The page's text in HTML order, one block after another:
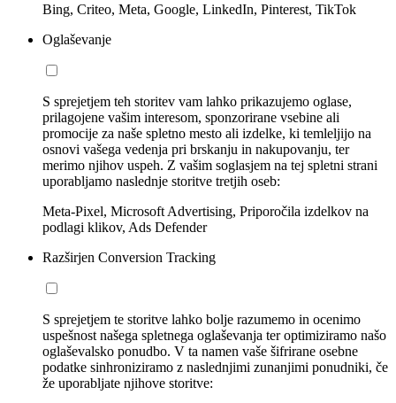
Bing, Criteo, Meta, Google, LinkedIn, Pinterest, TikTok
Oglaševanje
S sprejetjem teh storitev vam lahko prikazujemo oglase,
prilagojene vašim interesom, sponzorirane vsebine ali
promocije za naše spletno mesto ali izdelke, ki temleljijo na
osnovi vašega vedenja pri brskanju in nakupovanju, ter
merimo njihov uspeh. Z vašim soglasjem na tej spletni strani
uporabljamo naslednje storitve tretjih oseb:
Meta-Pixel, Microsoft Advertising, Priporočila izdelkov na
podlagi klikov, Ads Defender
Razširjen Conversion Tracking
S sprejetjem te storitve lahko bolje razumemo in ocenimo
uspešnost našega spletnega oglaševanja ter optimiziramo našo
oglaševalsko ponudbo. V ta namen vaše šifrirane osebne
podatke sinhroniziramo z naslednjimi zunanjimi ponudniki, če
že uporabljate njihove storitve: